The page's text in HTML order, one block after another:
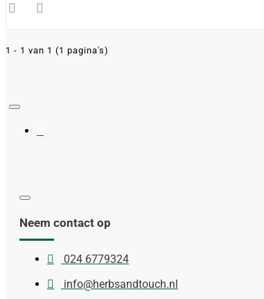
1 - 1 van 1 (1 pagina's)
Neem contact op
024 6779324
info@herbsandtouch.nl